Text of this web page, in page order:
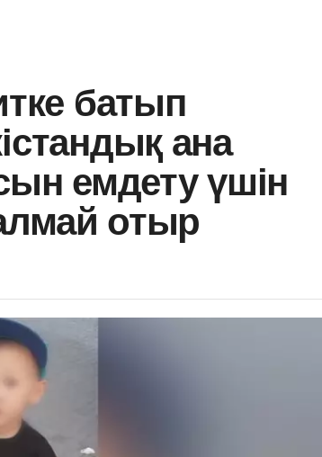
батып
ана
емдету үшін
отыр